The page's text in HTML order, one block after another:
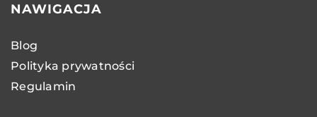
NAWIGACJA
Blog
Polityka prywatności
Regulamin